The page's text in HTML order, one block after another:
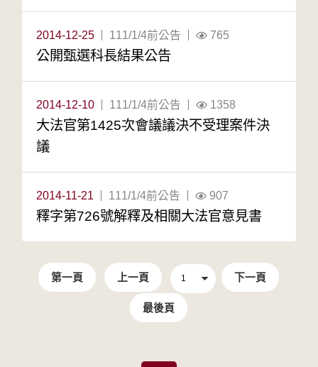
2014-12-25 111/1/4前公告 765
公開甄選科長結果公告
2014-12-10 111/1/4前公告 1358
大法官第1425次會議議決不受理案件決
議
2014-11-21 111/1/4前公告 907
釋字第726號解釋及相關大法官意見書
第一頁 上一頁 下一頁
最後頁